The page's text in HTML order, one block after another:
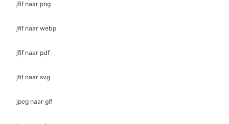
jfif naar pdf
jfif naar svg
jpeg naar gif
jpeg naar ico
jpeg naar bmp